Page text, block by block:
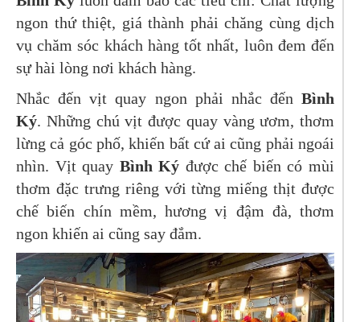
ngon thứ thiệt, giá thành phải chăng cùng dịch
vụ chăm sóc khách hàng tốt nhất, luôn đem đến
sự hài lòng nơi khách hàng.
Nhắc đến vịt quay ngon phải nhắc đến Bình
Ký. Những chú vịt được quay vàng ươm, thơm
lừng cả góc phố, khiến bất cứ ai cũng phải ngoái
nhìn. Vịt quay Bình Ký được chế biến có mùi
thơm đặc trưng riêng với từng miếng thịt được
chế biến chín mềm, hương vị đậm đà, thơm
ngon khiến ai cũng say đắm.